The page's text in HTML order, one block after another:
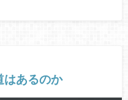
はあるのか